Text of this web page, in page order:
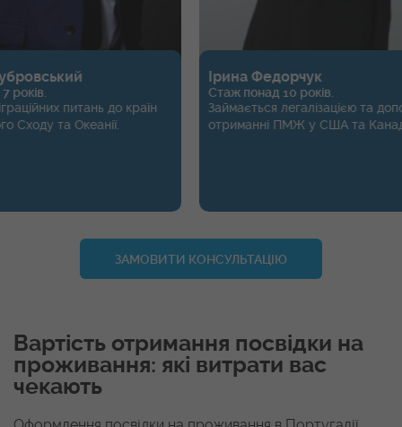
питань до країн
Океанії.
Ірина Федорчук
Стаж понад 10 років.
Займається легалізацією та допомогою в
отриманні ПМЖ у США та Канаді.
ЗАМОВИТИ КОНСУЛЬТАЦІЮ
Вартість отримання посвідки на
проживання: які витрати вас
чекають